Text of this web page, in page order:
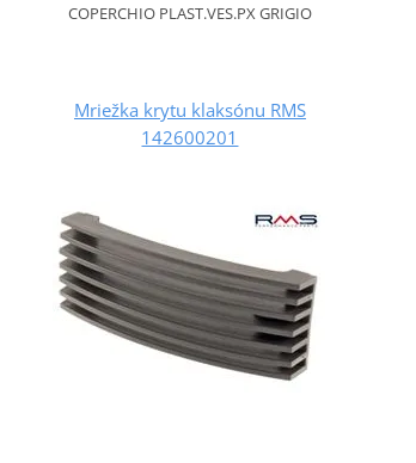
COPERCHIO PLAST.VES.PX GRIGIO
Mriežka krytu klaksónu RMS
142600201